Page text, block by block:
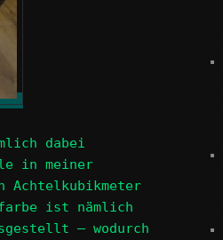
dabei
in meiner
Achtelkubikmeter
ist nämlich
– wodurch